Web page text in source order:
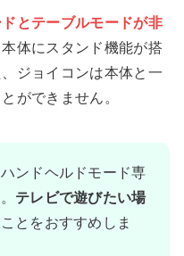
とテーブルモードが非
体にスタンド機能が搭
ジョイコンは本体と一
ができません。
ンドヘルドモード専
テレビで遊びたい場
ことをおすすめしま